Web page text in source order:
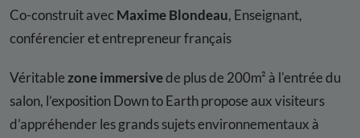
Co-construit avecMaxime Blondeau, Enseignant,
conférencier et entrepreneur français
Véritablezone immersivede plus de 200m² à l'entrée du
salon, l’exposition Down to Earth propose aux visiteurs
d’appréhender les grands sujets environnementaux à